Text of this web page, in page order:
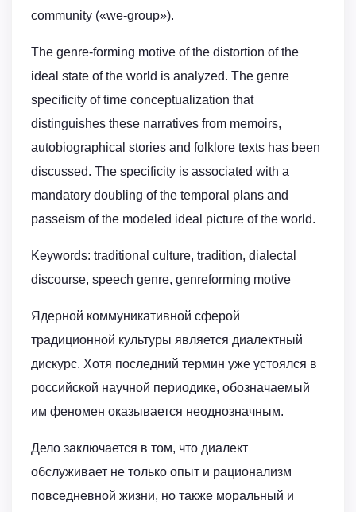
community («we-group»).
The genre-forming motive of the distortion of the
ideal state of the world is analyzed. The genre
specificity of time conceptualization that
distinguishes these narratives from memoirs,
autobiographical stories and folklore texts has been
discussed. The specificity is associated with a
mandatory doubling of the temporal plans and
passeism of the modeled ideal picture of the world.
Keywords: traditional culture, tradition, dialectal
discourse, speech genre, genreforming motive
Ядерной коммуникативной сферой
традиционной культуры является диалектный
дискурс. Хотя последний термин уже устоялся в
российской научной периодике, обозначаемый
им феномен оказывается неоднозначным.
Дело заключается в том, что диалект
обслуживает не только опыт и рационализм
повседневной жизни, но также моральный и